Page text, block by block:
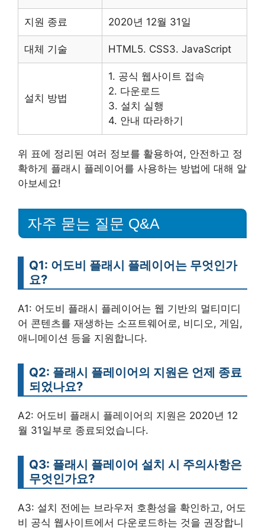
지원 종료 2020년 12월 31일
대체 기술 HTML5. CSS3. JavaScript
설치 방법
1. 공식 웹사이트 접속
2. 다운로드
3. 설치 실행
4. 안내 따라하기
위 표에 정리된 여러 정보를 활용하여, 안전하고 정
확하게 플래시 플레이어를 사용하는 방법에 대해 알
아보세요!
자주 묻는 질문 Q&A
Q1: 어도비 플래시 플레이어는 무엇인가
요?
A1: 어도비 플래시 플레이어는 웹 기반의 멀티미디
어 콘텐츠를 재생하는 소프트웨어로, 비디오, 게임,
애니메이션 등을 지원합니다.
Q2: 플래시 플레이어의 지원은 언제 종료
되었나요?
A2: 어도비 플래시 플레이어의 지원은 2020년 12
월 31일부로 종료되었습니다.
Q3: 플래시 플레이어 설치 시 주의사항은
무엇인가요?
A3: 설치 전에는 브라우저 호환성을 확인하고, 어도
비 공식 웹사이트에서 다운로드하는 것을 권장합니